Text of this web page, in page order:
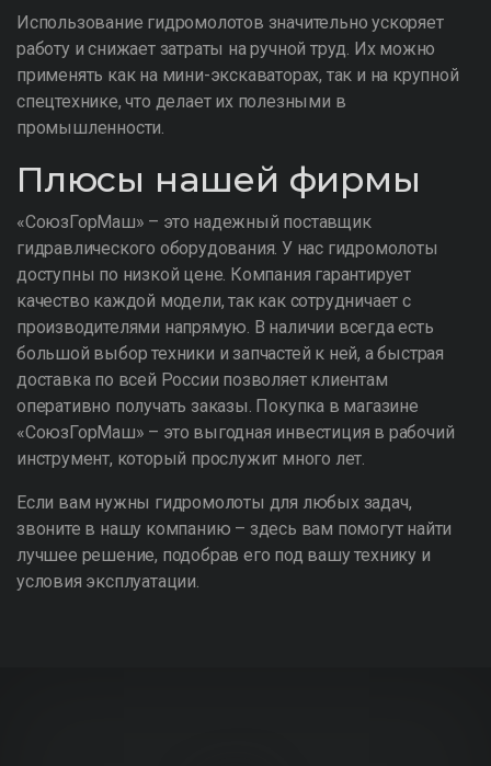
Использование гидромолотов значительно ускоряет
работу и снижает затраты на ручной труд. Их можно
применять как на мини-экскаваторах, так и на крупной
спецтехнике, что делает их полезными в
промышленности.
Плюсы нашей фирмы
«СоюзГорМаш» – это надежный поставщик
гидравлического оборудования. У нас гидромолоты
доступны по низкой цене. Компания гарантирует
качество каждой модели, так как сотрудничает с
производителями напрямую. В наличии всегда есть
большой выбор техники и запчастей к ней, а быстрая
доставка по всей России позволяет клиентам
оперативно получать заказы. Покупка в магазине
«СоюзГорМаш» – это выгодная инвестиция в рабочий
инструмент, который прослужит много лет.
Если вам нужны гидромолоты для любых задач,
звоните в нашу компанию – здесь вам помогут найти
лучшее решение, подобрав его под вашу технику и
условия эксплуатации.